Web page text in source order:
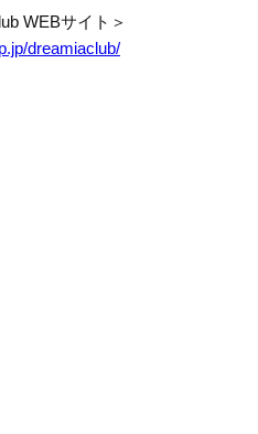
WEBサイト＞
dreamiaclub/